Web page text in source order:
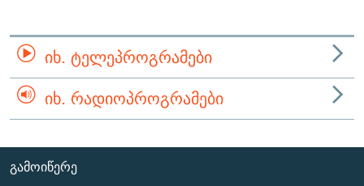
ᲘᲮ. ᲢᲔᲚᲔᲞᲠᲝᲒᲠᲐᲛᲔᲑᲘ
ᲘᲮ. ᲠᲐᲓᲘᲝᲞᲠᲝᲒᲠᲐᲛᲔᲑᲘ
ᲒᲐᲛᲝᲘᲬᲔᲠᲔ